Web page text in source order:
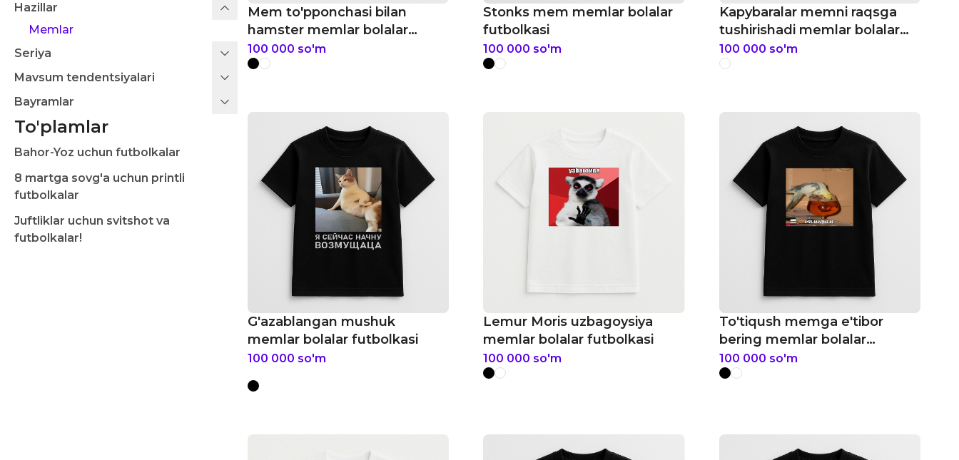
Hazillar
Memlar
Seriya
Mavsum tendentsiyalari
Bayramlar
To'plamlar
Bahor-Yoz uchun futbolkalar
8 martga sovg'a uchun printli
futbolkalar
Juftliklar uchun svitshot va
futbolkalar!
Mem to'pponchasi bilan
hamster memlar bolalar
futbolkasi
100 000 so'm
Stonks mem memlar bolalar
futbolkasi
100 000 so'm
Kapybaralar memni raqsga
tushirishadi memlar bolalar
futbolkasi
100 000 so'm
G'azablangan mushuk
memlar bolalar futbolkasi
100 000 so'm
Lemur Moris uzbagoysiya
memlar bolalar futbolkasi
100 000 so'm
To'tiqush memga e'tibor
bering memlar bolalar
futbolkasi
100 000 so'm